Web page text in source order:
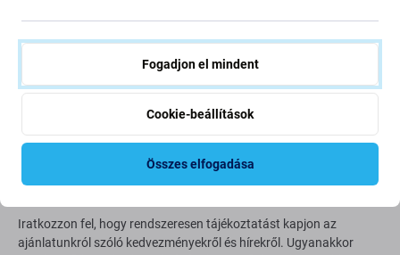
Bolygónk védelme érdekében folyamatosan javítjuk szén-
dioxid-kibocsátásunkat. Olvasson többet arról, hogyan
alakítjuk át folyamatainkat a szénlábnyomunk
Newsletter Fix
Iratkozzon fel, hogy rendszeresen tájékoztatást kapjon az
ajánlatunkról szóló kedvezményekről és hírekről. Ugyanakkor
Fogadjon el mindent
Cookie-beállítások
Összes elfogadása